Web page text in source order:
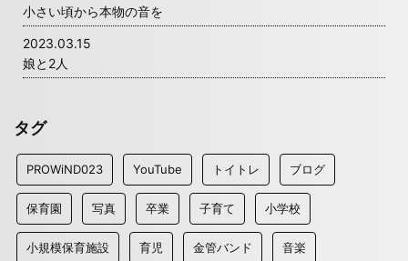
小さい頃から本物の音を
2023.03.15
娘と2人
タグ
PROWiND023 YouTube トイトレ ブログ
保育園 写真 卒業 子育て 小学校
小規模保育施設 育児 金管バンド 音楽